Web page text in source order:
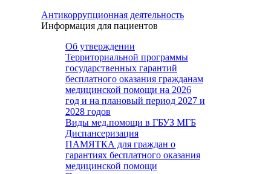
Антикоррупционная деятельность
Информация для пациентов
Об утверждении
Территориальной программы
государственных гарантий
бесплатного оказания гражданам
медицинской помощи на 2026
год и на плановый период 2027 и
2028 годов
Виды мед.помощи в ГБУЗ МГБ
Диспансеризация
ПАМЯТКА для граждан о
гарантиях бесплатного оказания
медицинской помощи